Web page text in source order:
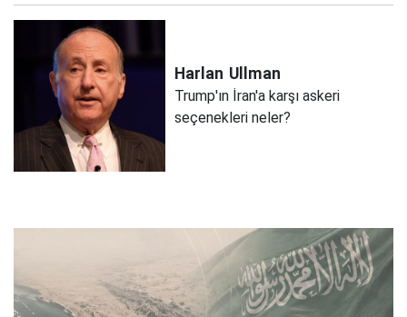
Harlan Ullman
Trump'ın İran'a karşı askeri
seçenekleri neler?